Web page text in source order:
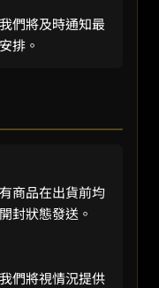
們將及時通知最
排。
商品在出貨前均
封狀態發送。
們將視情況提供